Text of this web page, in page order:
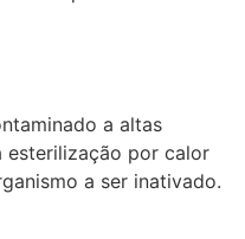
a altas
esterilização por calor
a ser inativado.